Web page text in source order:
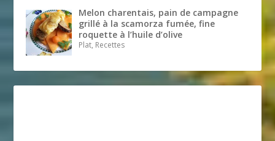
Melon charentais, pain de campagne
grillé à la scamorza fumée, fine
roquette à l’huile d’olive
Plat, Recettes